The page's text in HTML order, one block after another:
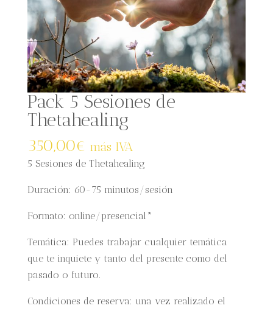
Pack 5 Sesiones de
Thetahealing
350,00€ más IVA
5 Sesiones de Thetahealing
Duración: 60-75 minutos/sesión
Formato: online/presencial*
Temática: Puedes trabajar cualquier temática
que te inquiete y tanto del presente como del
pasado o futuro.
Condiciones de reserva: una vez realizado el